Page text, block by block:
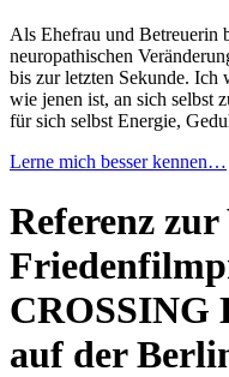
Als Ehefrau und Betreuerin
neuropathischen
bis zur letzten Sekunde.
wie jenen ist, an sich selbst
für sich selbst Energie,
Lerne mich besser kennen…
Referenz
CROSSING
auf der